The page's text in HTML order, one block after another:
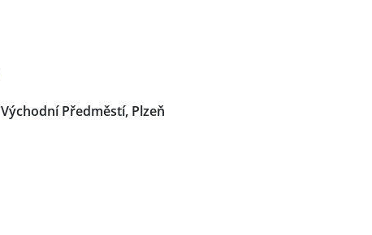
Východní Předměstí, Plzeň